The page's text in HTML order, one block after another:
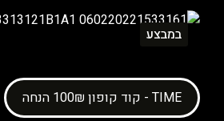
במבצע
קוד קופון 100₪ הנחה - TIME